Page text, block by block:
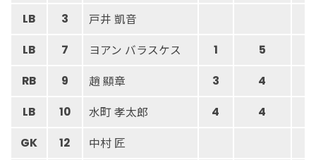
LB 3 戸井 凱音
LB 7 ヨアン バラスケス 1 5
RB 9 趙 顯章 3 4
LB 10 水町 孝太郎 4 4
GK 12 中村 匠